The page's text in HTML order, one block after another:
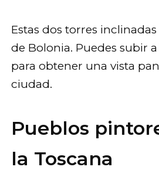
Estas dos torres
de Bolonia. Puedes subir
para obtener una vista
ciudad.
Pueblos
la Toscana